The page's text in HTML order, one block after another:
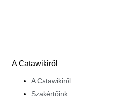
A Catawikiről
A Catawikiről
Szakértőink